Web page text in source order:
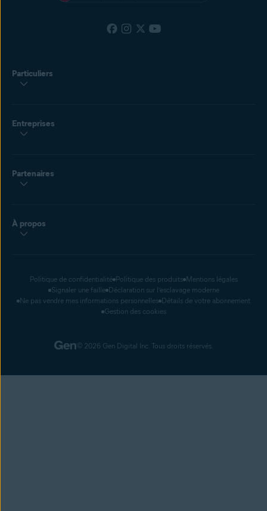
Particuliers
Entreprises
Partenaires
À propos
Politique de confidentialité Politique des produits Mentions légales
Signaler une faille Déclaration sur l’esclavage moderne
Ne pas vendre mes informations personnelles Détails de votre abonnement
Gestion des cookies
© 2026 Gen Digital Inc. Tous droits réservés.